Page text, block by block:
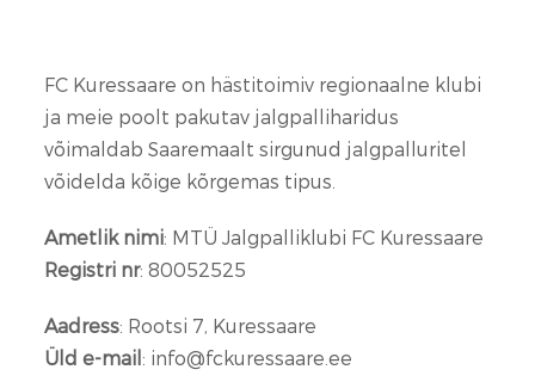
FC Kuressaare on hästitoimiv regionaalne klubi
ja meie poolt pakutav jalgpalliharidus
võimaldab Saaremaalt sirgunud jalgpalluritel
võidelda kõige kõrgemas tipus.
Ametlik nimi: MTÜ Jalgpalliklubi FC Kuressaare
Registri nr: 80052525
Aadress: Rootsi 7, Kuressaare
Üld e-mail: info@fckuressaare.ee